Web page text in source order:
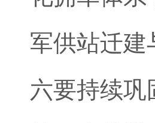
军供站迁建
六要持续